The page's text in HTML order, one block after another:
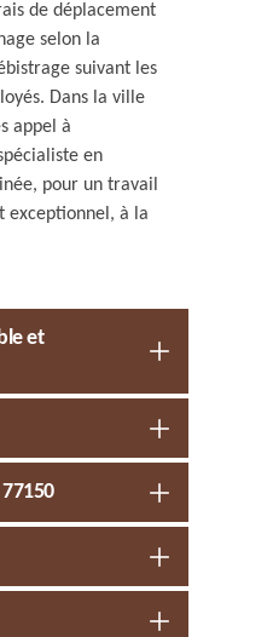
de déplacement
selon la
suivant les
Dans la ville
appel à
en
pour un travail
exceptionnel, à la
et